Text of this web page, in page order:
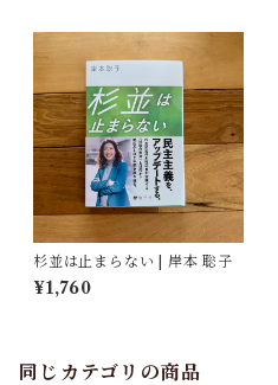
杉並は止まらない | 岸本 聡子
¥1,760
同じカテゴリの商品